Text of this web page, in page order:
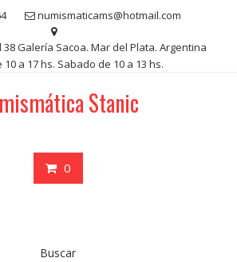
numismaticams@hotmail.com
38 Galería Sacoa. Mar del Plata. Argentina
10 a 17 hs. Sabado de 10 a 13 hs.
Stanic
0
Buscar